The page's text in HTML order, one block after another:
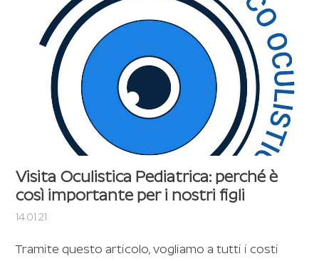
Visita Oculistica Pediatrica: perché è
così importante per i nostri figli
14.01.21
Tramite questo articolo, vogliamo a tutti i costi